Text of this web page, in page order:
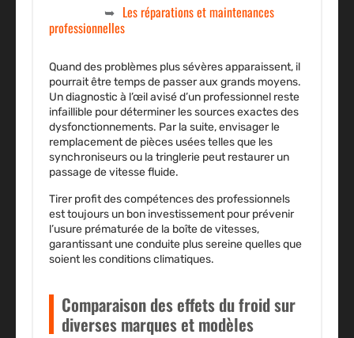
Les réparations et maintenances
professionnelles
Quand des problèmes plus sévères apparaissent, il
pourrait être temps de passer aux grands moyens.
Un diagnostic à l’œil avisé d’un professionnel reste
infaillible pour déterminer les sources exactes des
dysfonctionnements. Par la suite, envisager le
remplacement de pièces usées telles que les
synchroniseurs ou la tringlerie peut restaurer un
passage de vitesse fluide.
Tirer profit des compétences des professionnels
est toujours un bon investissement pour prévenir
l’usure prématurée de la boîte de vitesses,
garantissant une conduite plus sereine quelles que
soient les conditions climatiques.
Comparaison des effets du froid sur
diverses marques et modèles